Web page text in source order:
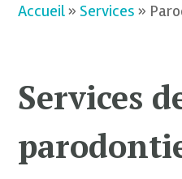
Accueil»Services »
Services